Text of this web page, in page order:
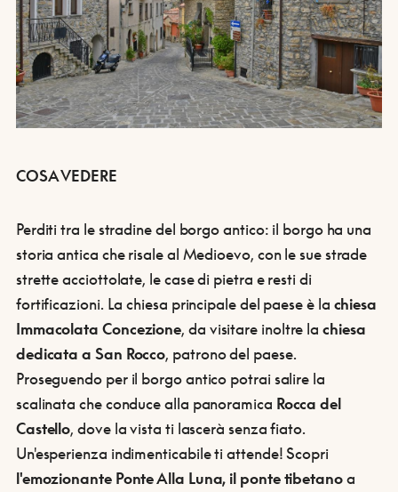
COSA VEDERE
Perditi tra le stradine del borgo antico: il borgo ha una
storia antica che risale al Medioevo, con le sue strade
strette acciottolate, le case di pietra e resti di
fortificazioni. La chiesa principale del paese è la chiesa
Immacolata Concezione, da visitare inoltre lachiesa
dedicata a San Rocco, patrono del paese.
Proseguendo per il borgo antico potrai salire la
scalinata che conduce alla panoramica Rocca del
Castello, dove la vista ti lascerà senza fiato.
Un'esperienza indimenticabile ti attende! Scopri
l'emozionante Ponte Alla Luna, il ponte tibetanoa